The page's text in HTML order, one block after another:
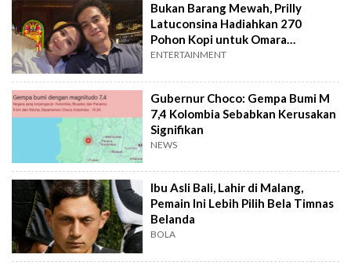
Bukan Barang Mewah, Prilly
Latuconsina Hadiahkan 270
Pohon Kopi untuk Omara
Esteghlal
ENTERTAINMENT
Gubernur Choco: Gempa Bumi M
7,4 Kolombia Sebabkan Kerusakan
Signifikan
NEWS
Ibu Asli Bali, Lahir di Malang,
Pemain Ini Lebih Pilih Bela Timnas
Belanda
BOLA